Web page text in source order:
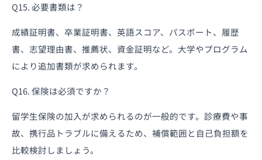
Q15. 必要書類は？
成績証明書、卒業証明書、英語スコア、パスポート、履歴
書、志望理由書、推薦状、資金証明など。大学やプログラム
により追加書類が求められます。
Q16. 保険は必須ですか？
留学生保険の加入が求められるのが一般的です。診療費や事
故、携行品トラブルに備えるため、補償範囲と自己負担額を
比較検討しましょう。